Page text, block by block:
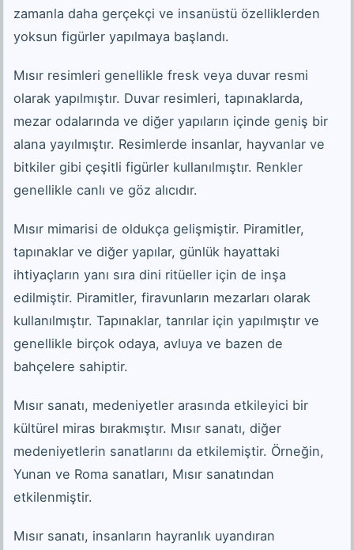
zamanla daha gerçekçi ve insanüstü özelliklerden
yoksun figürler yapılmaya başlandı.
Mısır resimleri genellikle fresk veya duvar resmi
olarak yapılmıştır. Duvar resimleri, tapınaklarda,
mezar odalarında ve diğer yapıların içinde geniş bir
alana yayılmıştır. Resimlerde insanlar, hayvanlar ve
bitkiler gibi çeşitli figürler kullanılmıştır. Renkler
genellikle canlı ve göz alıcıdır.
Mısır mimarisi de oldukça gelişmiştir. Piramitler,
tapınaklar ve diğer yapılar, günlük hayattaki
ihtiyaçların yanı sıra dini ritüeller için de inşa
edilmiştir. Piramitler, firavunların mezarları olarak
kullanılmıştır. Tapınaklar, tanrılar için yapılmıştır ve
genellikle birçok odaya, avluya ve bazen de
bahçelere sahiptir.
Mısır sanatı, medeniyetler arasında etkileyici bir
kültürel miras bırakmıştır. Mısır sanatı, diğer
medeniyetlerin sanatlarını da etkilemiştir. Örneğin,
Yunan ve Roma sanatları, Mısır sanatından
etkilenmiştir.
Mısır sanatı, insanların hayranlık uyandıran